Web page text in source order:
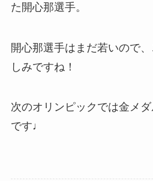
た開心那選手。
開心那選手はまだ若いので
しみですね！
次のオリンピックでは金メ
です♩